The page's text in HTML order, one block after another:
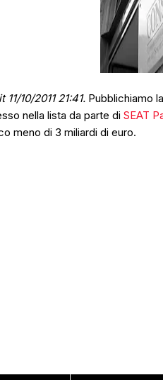
10/2011 21:41. Pubblichiamo
nella lista da parte di SEAT
meno di 3 miliardi di euro.